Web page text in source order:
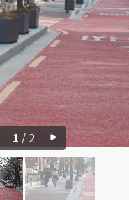
1 / 2